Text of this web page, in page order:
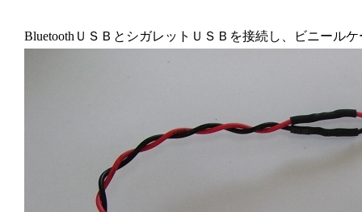
BluetoothＵＳＢとシガレットＵＳＢを接続し、ビニール